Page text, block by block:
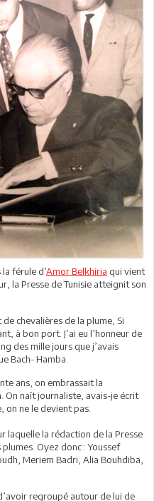
férule d’Amor Belkhiria qui vient
la Presse de Tunisie atteignit son
chevalières de la plume, Si
à bon port. J’ai eu l’honneur de
des mille jours que j’avais
Bach- Hamba.
ans, on embrassait la
naît journaliste, avais-je écrit
on ne le devient pas.
laquelle la rédaction de la Presse
Oyez donc : Youssef
Meriem Badri, Alia Bouhdiba,
regroupé autour de lui de